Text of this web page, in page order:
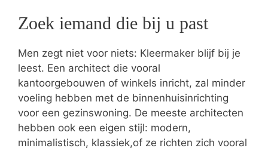
Zoek iemand die bij u past
Men zegt niet voor niets: Kleermaker blijf bij je
leest. Een architect die vooral
kantoorgebouwen of winkels inricht, zal minder
voeling hebben met de binnenhuisinrichting
voor een gezinswoning. De meeste architecten
hebben ook een eigen stijl: modern,
minimalistisch, klassiek,of ze richten zich vooral